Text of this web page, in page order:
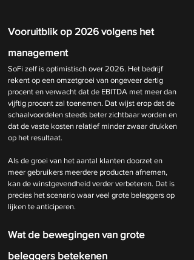
Vooruitblik op 2026 volgens het
management
SoFi zelf is optimistisch over 2026. Het bedrijf
rekent op een omzetgroei van ongeveer dertig
procent en verwacht dat de EBITDA met meer dan
vijftig procent zal toenemen. Dat wijst erop dat de
schaalvoordelen steeds beter zichtbaar worden en
dat de vaste kosten relatief minder zwaar drukken
op het resultaat.
Als de groei van het aantal klanten doorzet en
meer gebruikers meerdere producten afnemen,
kan de winstgevendheid verder verbeteren. Dat is
precies het scenario waar veel grote beleggers op
lijken te anticiperen.
Wat de bewegingen van grote
beleggers betekenen